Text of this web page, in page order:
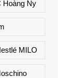
Hoàng Ny
MILO